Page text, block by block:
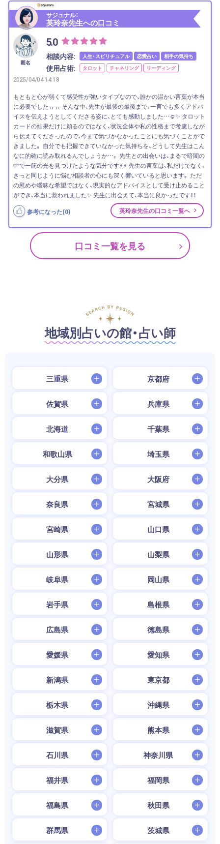
サジュナル：
英玲奈先生への口コミ
匿名
5.0
相談内容: 人生・スピリチュアル 恋愛占い 相手の気持ち
使用占術: タロット チャネリング リーディング
2025/04/04 14:18
もともと心が弱くて感受性が強いタイプなので、誰かの温かい言葉が本当
に必要でしたㅠㅠ そんな中、先生が最後の最後まで、一言でも多くアドバ
イスを伝えようとしてくださる姿に、とても感動しました…☺✨ タロット
カードの結果だけに頼るのではなく、状況全体や私の性格まで考慮しなが
ら伝えてくださったので、今まで気づかなかったことにも気づくことがで
きました。 自分でも把握できていなかった気持ちを、どうして先生はこん
なに的確に読み取れるんでしょうか…。 先生との出会いは、まるで暗闇の
中で一筋の光を見つけたような気分です⚡⚡ 先生の言葉は、私だけでなく、
きっと同じように悩む相談者の心にも深く響いていると思います。 ただ
の慰めや曖昧な希望ではなく、現実的なアドバイスとして受け止めること
ができ、本当に救われました✨ 先生に出会えて、本当に良かったです！！
参考になった(0) 英玲奈先生の口コミ一覧へ
口コミ一覧を見る
地域別占いの館・占い師
三重県 京都府
佐賀県 兵庫県
北海道 千葉県
和歌山県 埼玉県
大分県 大阪府
奈良県 宮城県
宮崎県 山口県
山形県 山梨県
岐阜県 岡山県
岩手県 島根県
広島県 徳島県
愛媛県 愛知県
新潟県 東京都
栃木県 沖縄県
滋賀県 熊本県
石川県 神奈川県
福井県 福岡県
福島県 秋田県
群馬県 茨城県